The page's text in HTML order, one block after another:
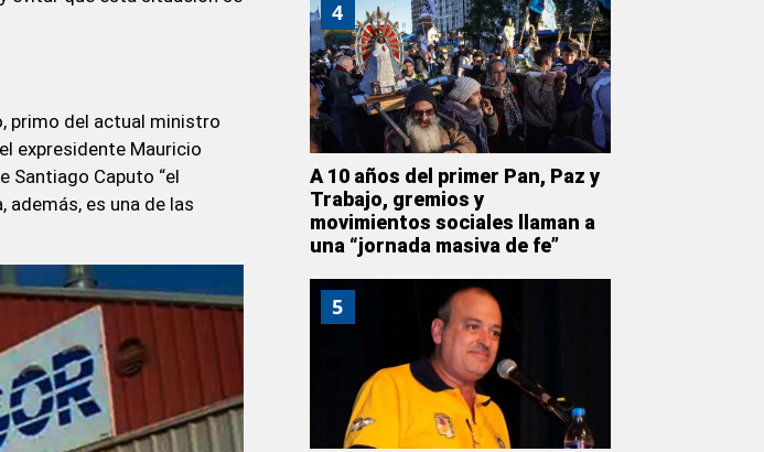
primo del actual ministro
expresidente Mauricio
Santiago Caputo “el
es una de las
4
A 10 años del primer Pan, Paz y
Trabajo, gremios y
movimientos sociales llaman a
una “jornada masiva de fe”
5